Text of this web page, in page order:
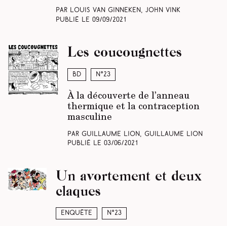
Par Louis Van Ginneken, John Vink
Publié le 09/09/2021
BD N°23
Les coucougnettes
À la découverte de l’anneau
thermique et la contraception
masculine
Par Guillaume Lion, Guillaume Lion
Publié le 03/06/2021
Enquête N°23
Un avortement et deux
claques